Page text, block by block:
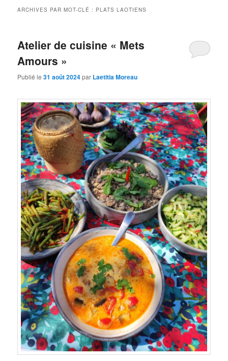
ARCHIVES PAR MOT-CLÉ : PLATS LAOTIENS
Atelier de cuisine « Mets
Amours »
Publié le31 août 2024par Laetitia Moreau